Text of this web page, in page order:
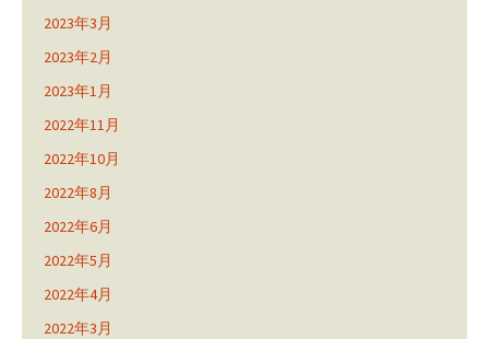
2023年3月
2023年2月
2023年1月
2022年11月
2022年10月
2022年8月
2022年6月
2022年5月
2022年4月
2022年3月